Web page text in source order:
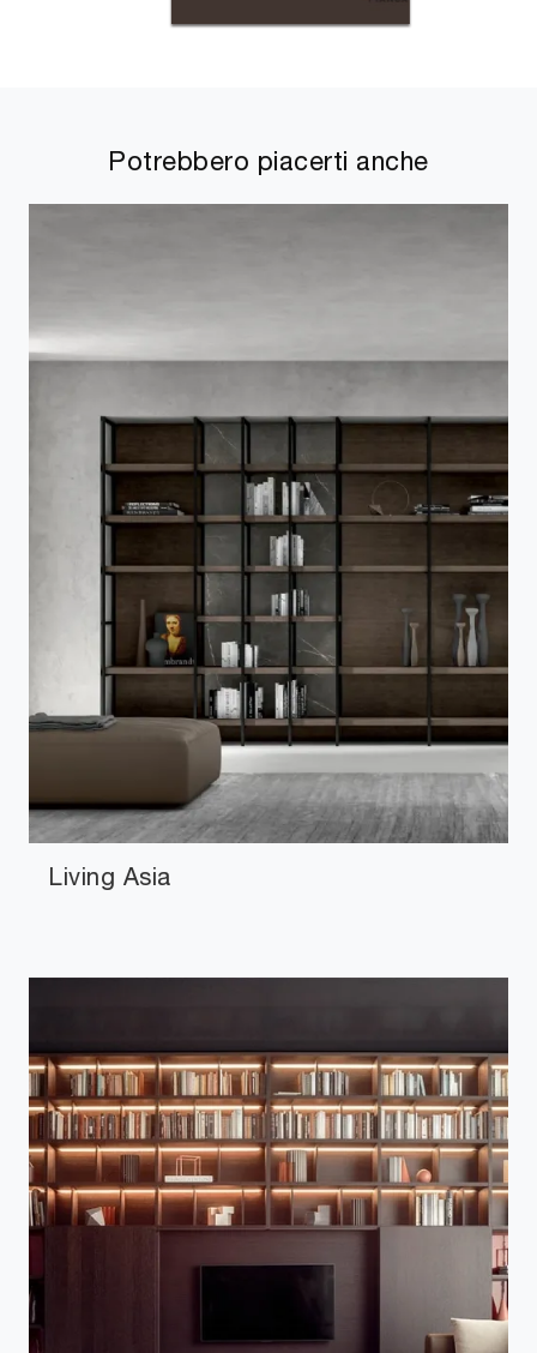
Potrebbero piacerti anche
Living Asia